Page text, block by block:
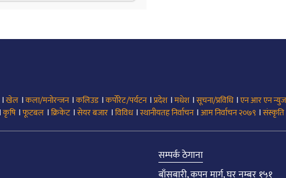
।खेल ।कला/मनोरन्जन।कलिउड।कर्पोरेट/पर्यटन।प्रदेश।मधेश।सूचना/प्रविधि।एन आर एन न्युज
।कृषि।फूटबल ।क्रिकेट।सेयर बजार ।विविध।स्थानीयतह निर्वाचन।आम निर्वाचन २०७९ ।संस्कृति
सम्पर्क ठेगाना
बाँसबारी, कपन मार्ग, घर नम्बर १५१